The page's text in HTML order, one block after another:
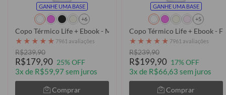
GANHE UMA BASE
+6
Copo Térmico Life + Ebook - Margaridas Degrade
★ ★ ★ ★ ★ 7961 avaliações
R$239,90
R$179,90 25% OFF
3x de R$59,97 sem juros
Comprar
GANHE UMA BASE
+5
★ ★ ★ ★ ★ 7961 avaliações
R$239,90
R$199,90 17% OFF
3x de R$66,63 sem juros
Comprar